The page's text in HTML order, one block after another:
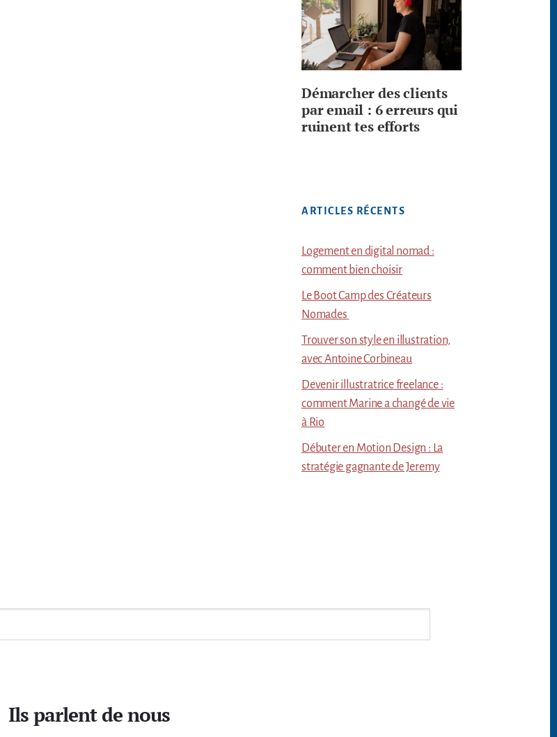
Démarcher des clients
par email : 6 erreurs qui
ruinent tes efforts
ARTICLES RÉCENTS
Logement en digital nomad :
comment bien choisir
Le Boot Camp des Créateurs
Nomades
Trouver son style en illustration,
avec Antoine Corbineau
Devenir illustratrice freelance :
comment Marine a changé de vie
à Rio
Débuter en Motion Design : La
stratégie gagnante de Jeremy
Ils parlent de nous